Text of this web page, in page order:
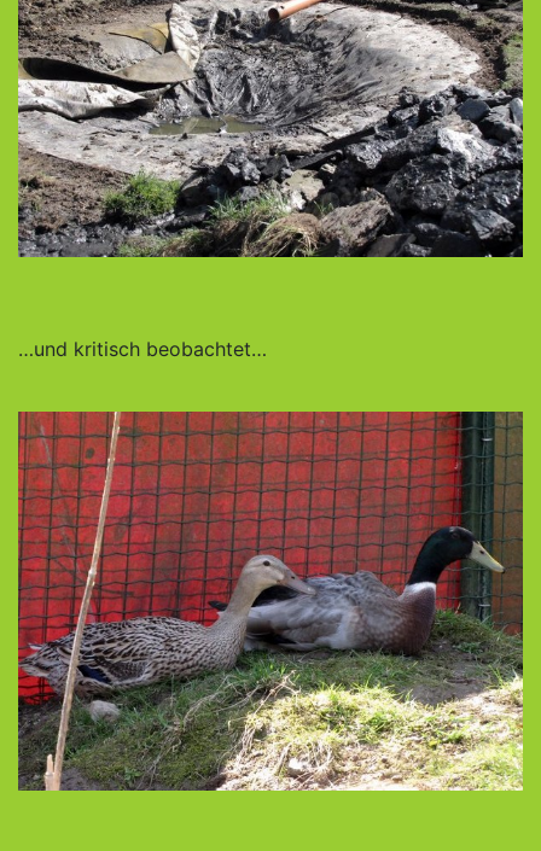
…und kritisch beobachtet…